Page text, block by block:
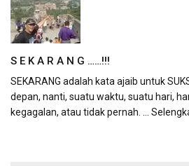
S E K A R A N G ……!!!
SEKARANG adalah kata ajaib untuk
depan, nanti, suatu waktu, suatu hari,
kegagalan, atau tidak pernah. ...